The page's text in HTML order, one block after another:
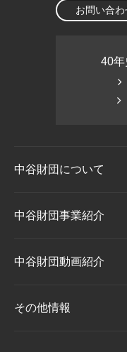
お問い合わ
40年
中谷財団について
中谷財団について
理事長挨拶
設立趣意書
中谷財団事業紹介
中谷財団事業紹介
中谷賞
中谷財団動画紹介
その他情報